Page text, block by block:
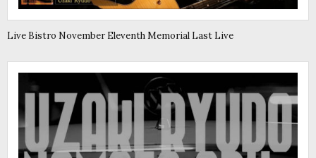
Live Bistro November Eleventh Memorial Last Live